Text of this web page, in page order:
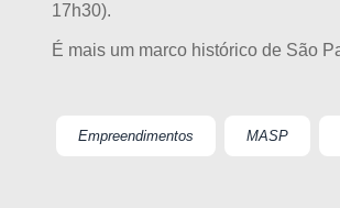
17h30).
É mais um marco histórico de São
Empreendimentos MASP